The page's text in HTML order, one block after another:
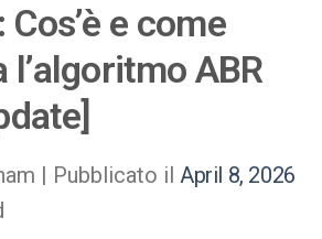
e come
ABR
| Pubblicato il April 8, 2026